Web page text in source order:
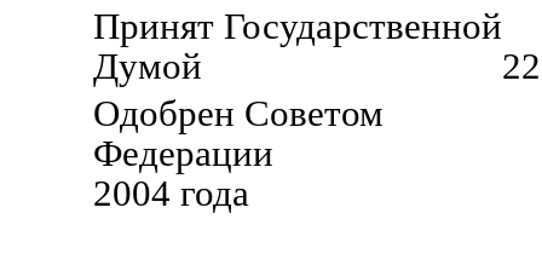
Принят Государственной
Думой 22
Одобрен Советом
Федерации 24
2004 года